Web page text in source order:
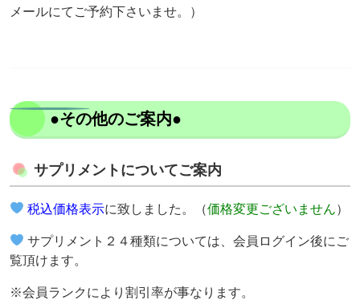
メールにてご予約下さいませ。）
●その他のご案内●
サプリメントについてご案内
税込価格表示に致しました。（価格変更ございません）
サプリメント２４種類については、会員ログイン後にご
覧頂けます。
※会員ランクにより割引率が事なります。